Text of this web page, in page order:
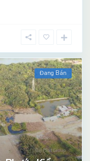
Đang Bán